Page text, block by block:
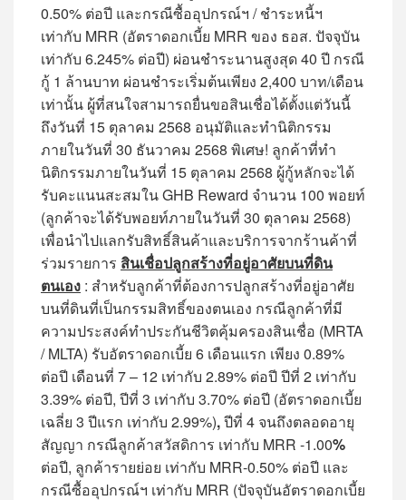
0.50% ต่อปี และกรณีซื้ออุปกรณ์ฯ / ชำระหนี้ฯ
เท่ากับ MRR (อัตราดอกเบี้ย MRR ของ ธอส. ปัจจุบัน
เท่ากับ 6.245% ต่อปี) ผ่อนชำระนานสูงสุด 40 ปี กรณี
กู้ 1 ล้านบาท ผ่อนชำระเริ่มต้นเพียง 2,400 บาท/เดือน
เท่านั้น ผู้ที่สนใจสามารถยื่นขอสินเชื่อได้ตั้งแต่วันนี้
ถึงวันที่ 15 ตุลาคม 2568 อนุมัติและทำนิติกรรม
ภายในวันที่ 30 ธันวาคม 2568 พิเศษ! ลูกค้าที่ทำ
นิติกรรมภายในวันที่ 15 ตุลาคม 2568 ผู้กู้หลักจะได้
รับคะแนนสะสมใน GHB Reward จำนวน 100 พอยท์
(ลูกค้าจะได้รับพอยท์ภายในวันที่ 30 ตุลาคม 2568)
เพื่อนำไปแลกรับสิทธิ์สินค้าและบริการจากร้านค้าที่
ร่วมรายการ สินเชื่อปลูกสร้างที่อยู่อาศัยบนที่ดิน
ตนเอง : สำหรับลูกค้าที่ต้องการปลูกสร้างที่อยู่อาศัย
บนที่ดินที่เป็นกรรมสิทธิ์ของตนเอง กรณีลูกค้าที่มี
ความประสงค์ทำประกันชีวิตคุ้มครองสินเชื่อ (MRTA
/ MLTA) รับอัตราดอกเบี้ย 6 เดือนแรก เพียง 0.89%
ต่อปี เดือนที่ 7 – 12 เท่ากับ 2.89% ต่อปี ปีที่ 2 เท่ากับ
3.39% ต่อปี, ปีที่ 3 เท่ากับ 3.70% ต่อปี (อัตราดอกเบี้ย
เฉลี่ย 3 ปีแรก เท่ากับ 2.99%),ปีที่ 4 จนถึงตลอดอายุ
สัญญา กรณีลูกค้าสวัสดิการ เท่ากับ MRR -1.00%
ต่อปี, ลูกค้ารายย่อย เท่ากับ MRR-0.50% ต่อปี และ
กรณีซื้ออุปกรณ์ฯ เท่ากับ MRR (ปัจจุบันอัตราดอกเบี้ย